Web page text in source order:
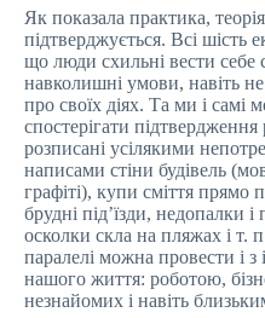
Як показала практика,
підтверджується. Всі шість
що люди схильні вести себе
навколишні умови, навіть
про своїх діях. Та ми і самі
спостерігати підтвердження
розписані усілякими
написами стіни будівель
графіті), купи сміття прямо
брудні під’їзди, недопалки
осколки скла на пляжах і
паралелі можна провести і
нашого життя: роботою,
незнайомих і навіть